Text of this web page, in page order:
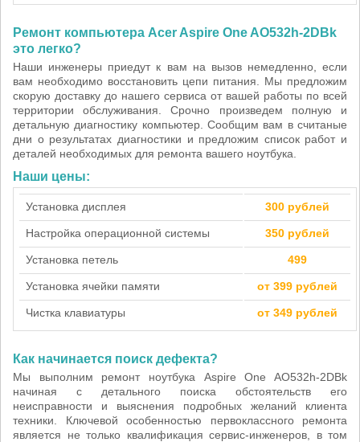
Ремонт компьютера Acer Aspire One AO532h-2DBk
это легко?
Наши инженеры приедут к вам на вызов немедленно, если
вам необходимо восстановить цепи питания. Мы предложим
скорую доставку до нашего сервиса от вашей работы по всей
территории обслуживания. Срочно произведем полную и
детальную диагностику компьютер. Сообщим вам в считаные
дни о результатах диагностики и предложим список работ и
деталей необходимых для ремонта вашего ноутбука.
Наши цены:
Установка дисплея 300 рублей
Настройка операционной системы 350 рублей
Установка петель 499
Установка ячейки памяти от 399 рублей
Чистка клавиатуры от 349 рублей
Как начинается поиск дефекта?
Мы выполним ремонт ноутбука Aspire One AO532h-2DBk
начиная с детального поиска обстоятельств его
неисправности и выяснения подробных желаний клиента
техники. Ключевой особенностью первоклассного ремонта
является не только квалификация сервис-инженеров, в том